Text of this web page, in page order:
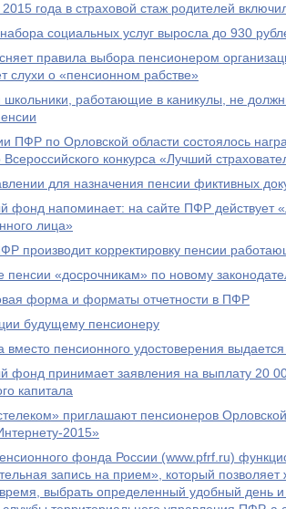
года в страховой стаж родителей
социальных услуг выросла до 930
правила выбора пенсионером
слухи о «пенсионном рабстве»
школьники, работающие в каникулы, не
ПФР по Орловской области состоялось
Всероссийского конкурса «Лучший
для назначения пенсии фиктивных
фонд напоминает: на сайте ПФР действует
лица»
производит корректировку пенсии
пенсии «досрочникам» по новому
форма и форматы отчетности в ПФР
будущему пенсионеру
вместо пенсионного удостоверения выдается
фонд принимает заявления на выплату 20
капитала
приглашают пенсионеров Орловской
2015»
фонда России (www.pfrf.ru)
запись на прием», который
выбрать определенный удобный день